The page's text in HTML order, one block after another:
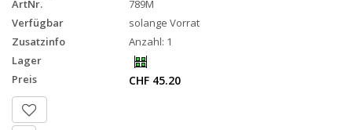
ArtNr.
789M
Verfügbar
solange Vorrat
Zusatzinfo
Anzahl: 1
Lager
Preis
CHF 45.20